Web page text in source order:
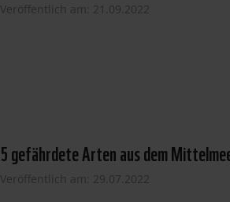
Veröffentlich am: 21.09.2022
5 gefährdete Arten aus dem
Veröffentlich am: 29.07.2022